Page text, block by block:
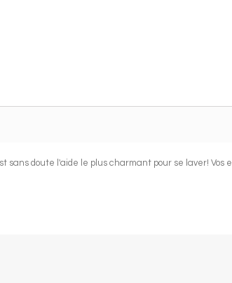
doute l'aide le plus charmant pour se laver!